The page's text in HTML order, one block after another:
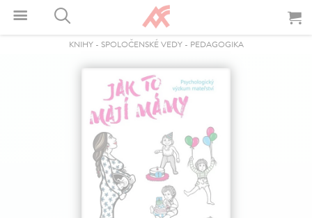
KNIHY- SPOLOČENSKÉ VEDY- PEDAGOGIKA